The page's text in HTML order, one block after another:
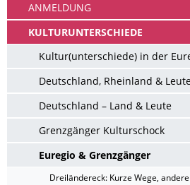
ANMELDUNG
KULTURUNTERSCHIEDE
Kultur(unterschiede) in der
Deutschland, Rheinland &
Deutschland – Land & Leute
Grenzgänger Kulturschock
Euregio & Grenzgänger
Dreiländereck: Kurze Wege,